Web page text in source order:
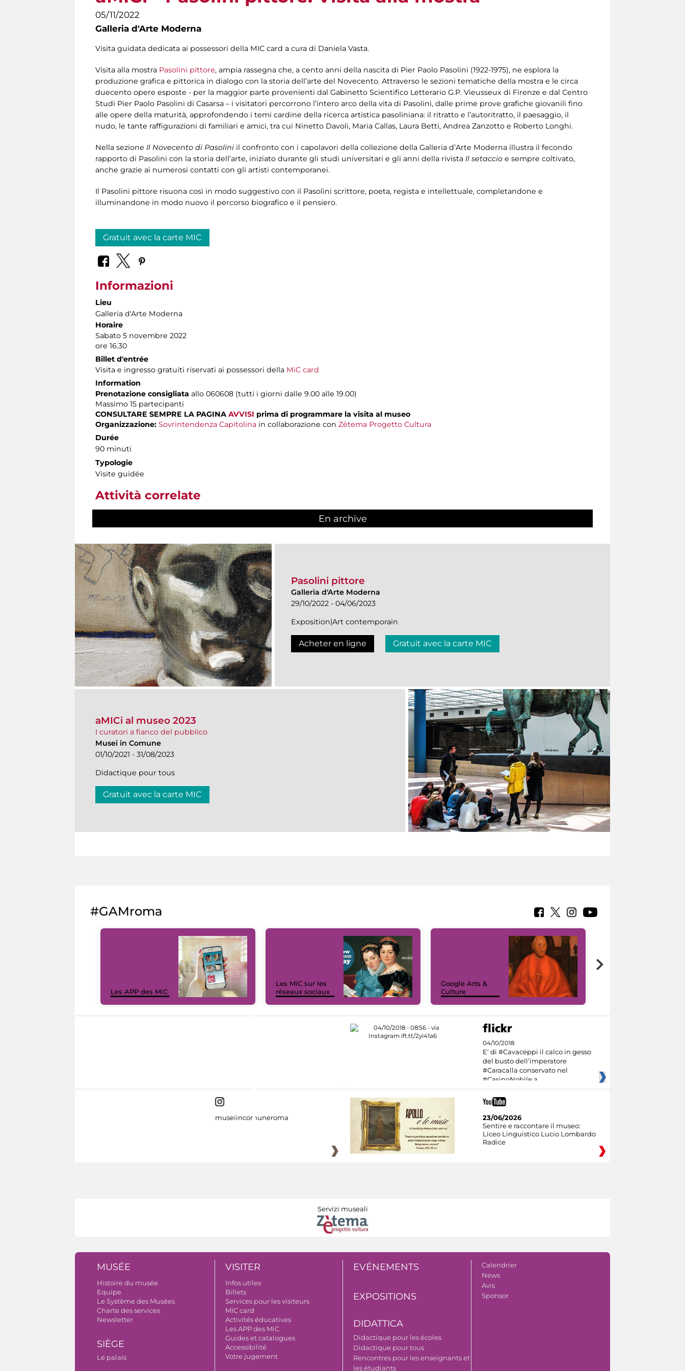
05/11/2022
Galleria d'Arte Moderna
Visita guidata dedicata ai possessori della MIC card a cura di Daniela Vasta.
Visita alla mostra Pasolini pittore, ampia rassegna che, a cento anni della nascita di Pier Paolo Pasolini (1922-1975), ne esplora la
produzione grafica e pittorica in dialogo con la storia dell’arte del Novecento. Attraverso le sezioni tematiche della mostra e le circa
duecento opere esposte - per la maggior parte provenienti dal Gabinetto Scientifico Letterario G.P. Vieusseux di Firenze e dal Centro
Studi Pier Paolo Pasolini di Casarsa – i visitatori percorrono l’intero arco della vita di Pasolini, dalle prime prove grafiche giovanili fino
alle opere della maturità, approfondendo i temi cardine della ricerca artistica pasoliniana: il ritratto e l’autoritratto, il paesaggio, il
nudo, le tante raffigurazioni di familiari e amici, tra cui Ninetto Davoli, Maria Callas, Laura Betti, Andrea Zanzotto e Roberto Longhi.
Nella sezione Il Novecento di Pasolini il confronto con i capolavori della collezione della Galleria d’Arte Moderna illustra il fecondo
rapporto di Pasolini con la storia dell’arte, iniziato durante gli studi universitari e gli anni della rivista Il setaccio e sempre coltivato,
anche grazie ai numerosi contatti con gli artisti contemporanei.
Il Pasolini pittore risuona così in modo suggestivo con il Pasolini scrittore, poeta, regista e intellettuale, completandone e
illuminandone in modo nuovo il percorso biografico e il pensiero.
Gratuit avec la carte MIC
Informazioni
Lieu
Galleria d'Arte Moderna
Horaire
Sabato 5 novembre 2022
ore 16.30
Billet d'entrée
Visita e ingresso gratuiti riservati ai possessori della MiC card
Information
Prenotazione consigliata allo 060608 (tutti i giorni dalle 9.00 alle 19.00)
Massimo 15 partecipanti
CONSULTARE SEMPRE LA PAGINA AVVISI prima di programmare la visita al museo
Organizzazione: Sovrintendenza Capitolina in collaborazione con Zètema Progetto Cultura
Durée
90 minuti
Typologie
Visite guidée
Attività correlate
En archive
Pasolini pittore
Galleria d'Arte Moderna
29/10/2022 - 04/06/2023
Exposition|Art contemporain
Acheter en ligne Gratuit avec la carte MIC
aMICi al museo 2023
I curatori a fianco del pubblico
Musei in Comune
01/10/2021 - 31/08/2023
Didactique pour tous
Gratuit avec la carte MIC
#GAMroma
Les APP des MiC
Les MiC sur les
réseaux sociaux
Google Arts &
Culture
04/10/2018
E' di #Cavaceppi il calco in gesso
del busto dell’imperatore
#Caracalla conservato nel
#CasinoNobile a
museiincomuneroma
23/06/2026
Sentire e raccontare il museo:
Liceo Linguistico Lucio Lombardo
Radice
Servizi museali
MUSÉE
Histoire du musée
Equipe
Le Système des Musées
Charte des services
Newsletter
SIÈGE
Le palais
VISITER
Infos utiles
Billets
Services pour les visiteurs
MIC card
Activités éducatives
Les APP des MiC
Guides et catalogues
Accessibilité
Votre jugement
EVÉNEMENTS
EXPOSITIONS
DIDATTICA
Didactique pour les écoles
Didactique pour tous
Rencontres pour les enseignants et
les étudiants
Calendrier
News
Avis
Sponsor